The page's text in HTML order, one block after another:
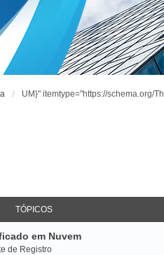
UM}" itemtype="https://schema.org/
TÓPICOS
em Nuvem
de Registro